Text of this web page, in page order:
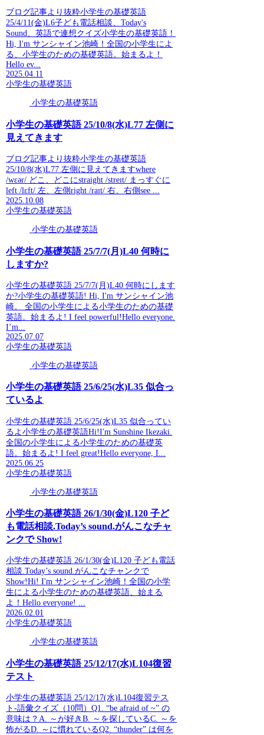
ブログ記事より抜粋小学生の基礎英語
25/4/11(金)L6子ども電話相談、Today's
Sound、英語で連想クイズ小学生の基礎英語！
Hi, I'm サンシャイン池崎！全国の小学生によ
る、小学生のための基礎英語。始まるよ！
Hello ev...
2025.04.11
小学生の基礎英語
小学生の基礎英語
小学生の基礎英語 25/10/8(水)L77 左側に
見えてきます
ブログ記事より抜粋小学生の基礎英語
25/10/8(水)L77 左側に見えてきますwhere
/wɛər/ どこ、どこにstraight /streɪt/ まっすぐに
left /lɛft/ 左、左側right /raɪt/ 右、右側see ...
2025.10.08
小学生の基礎英語
小学生の基礎英語
小学生の基礎英語 25/7/7(月)L40 何時に
しますか?
小学生の基礎英語 25/7/7(月)L40 何時にします
か?小学生の基礎英語! Hi, I'm サンシャイン池
崎。 全国の小学生による小学生のための基礎
英語。始まるよ! I feel powerful!Hello everyone.
I’m...
2025.07.07
小学生の基礎英語
小学生の基礎英語
小学生の基礎英語 25/6/25(水)L35 似合っ
ているよ
小学生の基礎英語 25/6/25(水)L35 似合ってい
るよ小学生の基礎英語Hi!I'm Sunshine Ikezaki.
全国の小学生による小学生のための基礎英
語。始まるよ! I feel great!Hello everyone, I...
2025.06.25
小学生の基礎英語
小学生の基礎英語
小学生の基礎英語 26/1/30(金)L120 子ど
も電話相談.Today’s sound.がんこなチャ
ンクで Show!
小学生の基礎英語 26/1/30(金)L120 子ども電話
相談.Today’s sound.がんこなチャンクで
Show!Hi! I'm サンシャイン池崎！全国の小学
生による小学生のための基礎英語、始まる
よ！Hello everyone! ...
2026.02.01
小学生の基礎英語
小学生の基礎英語
小学生の基礎英語 25/12/17(水)L104復習
テスト
小学生の基礎英語 25/12/17(水)L104復習テス
ト-語彙クイズ（10問）Q1. “be afraid of ~” の
意味は？A. ～が好きB. ～を探しているC. ～を
怖がるD. ～に慣れているQ2. “thunder” は何を